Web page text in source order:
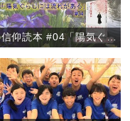
朝の信仰読本 #04「陽気ぐらしには流れがある」